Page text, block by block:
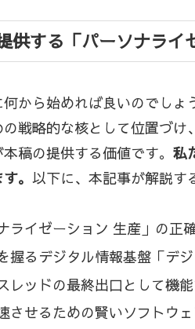
供する「パーソナラ
から始めれば良いのでし
の戦略的な核として位置づ
稿の提供する価値です。 私
。 以下に、本記事が解説す
ライゼーション 生産」の
握るデジタル情報基盤「デ
レッドの最終出口として機
させるための賢いソフトウ